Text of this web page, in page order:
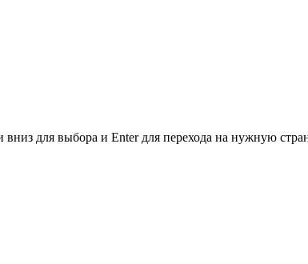
для выбора и Enter для перехода на нужную